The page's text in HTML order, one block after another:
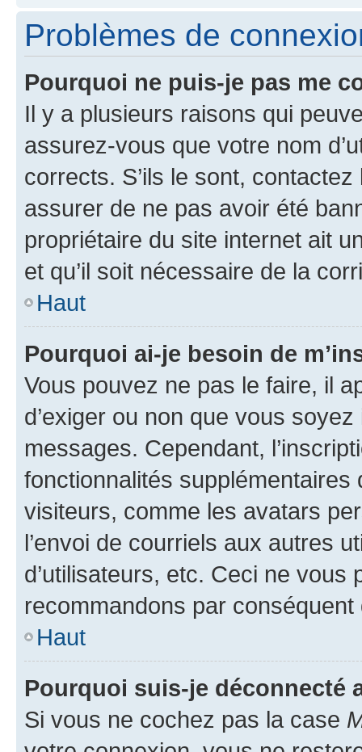
Problèmes de
Pourquoi ne puis-je pas me
Il y a plusieurs raisons qui
assurez-vous que votre nom
corrects. S’ils le sont,
assurer de ne pas avoir été
propriétaire du site internet ait
et qu’il soit nécessaire de la
Haut
Pourquoi ai-je besoin de
Vous pouvez ne pas le faire, il
d’exiger ou non que vous
messages. Cependant,
fonctionnalités
visiteurs, comme les avatars
l’envoi de courriels aux autres
d’utilisateurs, etc. Ceci ne vous
recommandons par conséquent
Haut
Pourquoi suis-je déconnecté
Si vous ne cochez pas la case